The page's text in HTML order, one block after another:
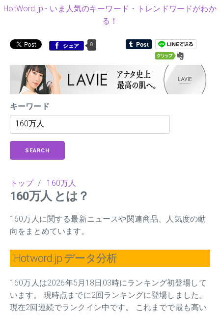
HotWord.jp - いま人気のキーワード・トレンドワードがわか
る！
シェア 0
キーワード
SEARCH
トップ/ 160万人
160万人 とは？
160万人に関する最新ニュースや関連商品、人気度の動
向をまとめています。
Hotword.jp データ分析
160万人は2026年5月18日03時にランキング初登場して
います。 現時点までに2回ランキングに登場しました。
現在2回連続でランクイン中です。 これまでで最も高い